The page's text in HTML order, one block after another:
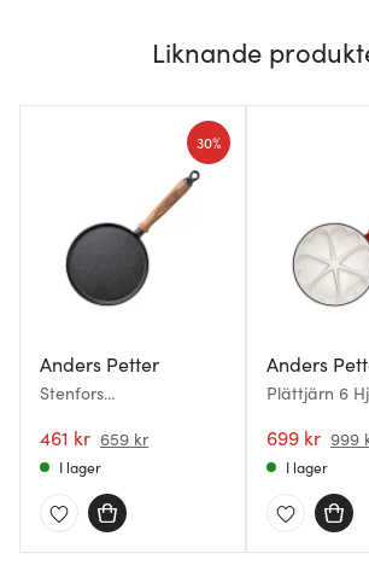
Liknande
Anders Petter
Stenfors
gjutjärn/trä
461 kr 659 kr
30%
I lager
Anders
Plättjärn 6
699 kr 999
I lager